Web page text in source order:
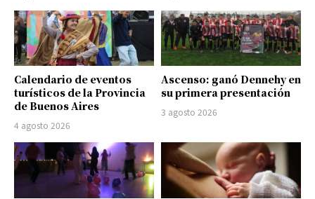
Calendario de eventos
turísticos de la Provincia
de Buenos Aires
4 agosto 2026
Ascenso: ganó Dennehy en
su primera presentación
3 agosto 2026